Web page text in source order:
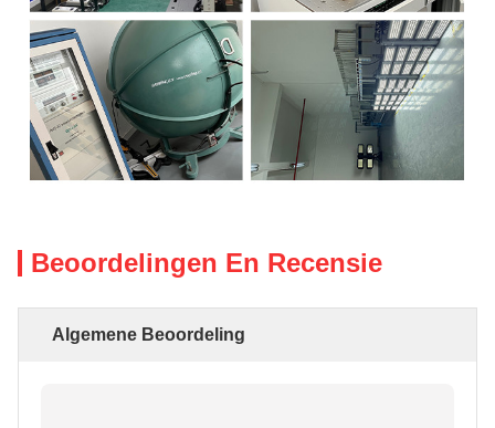
Beoordelingen En Recensie
Algemene Beoordeling